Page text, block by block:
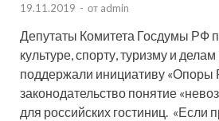
19.11.2019 - от admin
Депутаты Комитета Госдумы РФ
культуре, спорту, туризму и
поддержали инициативу «Опоры
законодательство понятие
для российских гостиниц. «Если